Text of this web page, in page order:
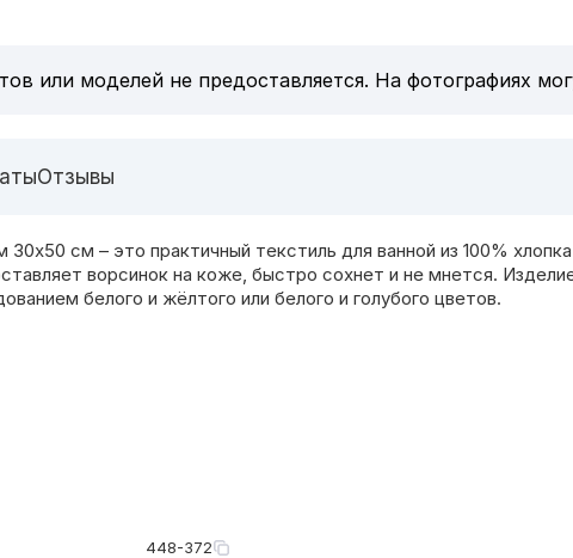
или моделей не предоставляется. На фотографиях
Отзывы
см – это практичный текстиль для ванной из 100%
ворсинок на коже, быстро сохнет и не мнется.
белого и жёлтого или белого и голубого цветов.
448-372